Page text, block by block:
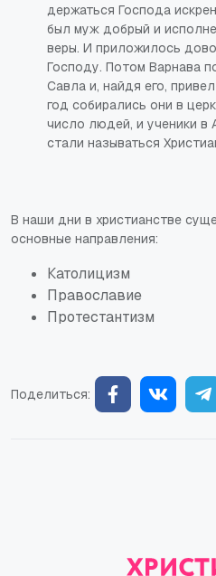
держаться Господа
был муж добрый и
веры. И приложилось
Господу. Потом Варнава
Савла и, найдя его,
год собирались они в
число людей, и ученики в
стали называться
В наши дни в христианстве
основные направления:
Католицизм
Православие
Протестантизм
Поделиться: